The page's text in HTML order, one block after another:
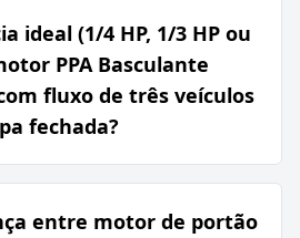
ideal (1/4 HP, 1/3 HP ou
PPA Basculante
fluxo de três veículos
fechada?
entre motor de portão